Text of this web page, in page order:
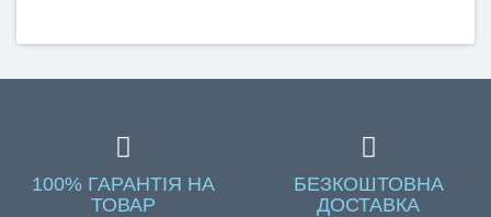
100% ГАРАНТІЯ НА
ТОВАР
БЕЗКОШТОВНА
ДОСТАВКА